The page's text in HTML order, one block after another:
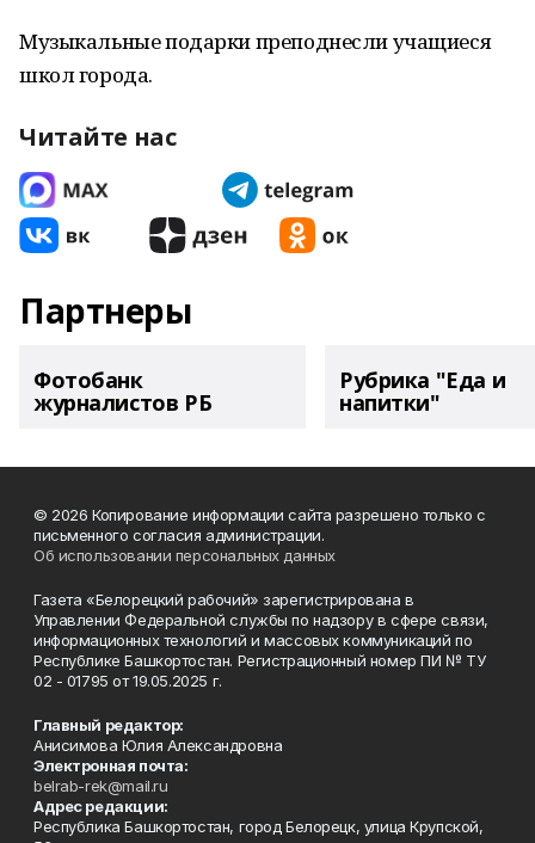
Музыкальные подарки преподнесли учащиеся
школ города.
Читайте нас
Партнеры
Фотобанк
журналистов РБ
Рубрика "Еда и
напитки"
© 2026 Копирование информации сайта разрешено только с
письменного согласия администрации.
Об использовании персональных данных
Газета «Белорецкий рабочий» зарегистрирована в
Управлении Федеральной службы по надзору в сфере связи,
информационных технологий и массовых коммуникаций по
Республике Башкортостан. Регистрационный номер ПИ № ТУ
02 - 01795 от 19.05.2025 г.
Главный редактор:
Анисимова Юлия Александровна
Электронная почта:
belrab-rek@mail.ru
Адрес редакции:
Республика Башкортостан, город Белорецк, улица Крупской,